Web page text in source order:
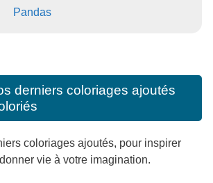
Pandas
derniers coloriages ajoutés
coloriages ajoutés, pour inspirer
vie à votre imagination.